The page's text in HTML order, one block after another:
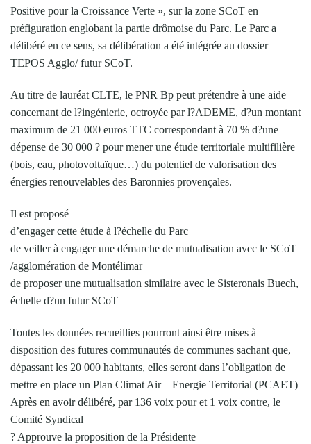
Positive pour la Croissance Verte », sur la zone SCoT en
préfiguration englobant la partie drômoise du Parc. Le Parc a
délibéré en ce sens, sa délibération a été intégrée au dossier
TEPOS Agglo/ futur SCoT.
Au titre de lauréat CLTE, le PNR Bp peut prétendre à une aide
concernant de l?ingénierie, octroyée par l?ADEME, d?un montant
maximum de 21 000 euros TTC correspondant à 70 % d?une
dépense de 30 000 ? pour mener une étude territoriale multifilière
(bois, eau, photovoltaïque…) du potentiel de valorisation des
énergies renouvelables des Baronnies provençales.
Il est proposé
d’engager cette étude à l?échelle du Parc
de veiller à engager une démarche de mutualisation avec le SCoT
/agglomération de Montélimar
de proposer une mutualisation similaire avec le Sisteronais Buech,
échelle d?un futur SCoT
Toutes les données recueillies pourront ainsi être mises à
disposition des futures communautés de communes sachant que,
dépassant les 20 000 habitants, elles seront dans l’obligation de
mettre en place un Plan Climat Air – Energie Territorial (PCAET)
Après en avoir délibéré, par 136 voix pour et 1 voix contre, le
Comité Syndical
? Approuve la proposition de la Présidente